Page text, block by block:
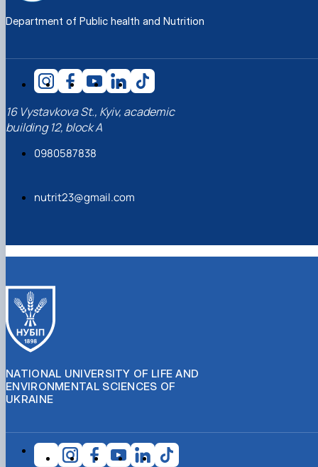
Department of Public health and Nutrition
16 Vystavkova St., Kyiv, academic
building 12, block A
0980587838
nutrit23@gmail.com
NATIONAL UNIVERSITY OF LIFE AND
ENVIRONMENTAL SCIENCES OF
UKRAINE